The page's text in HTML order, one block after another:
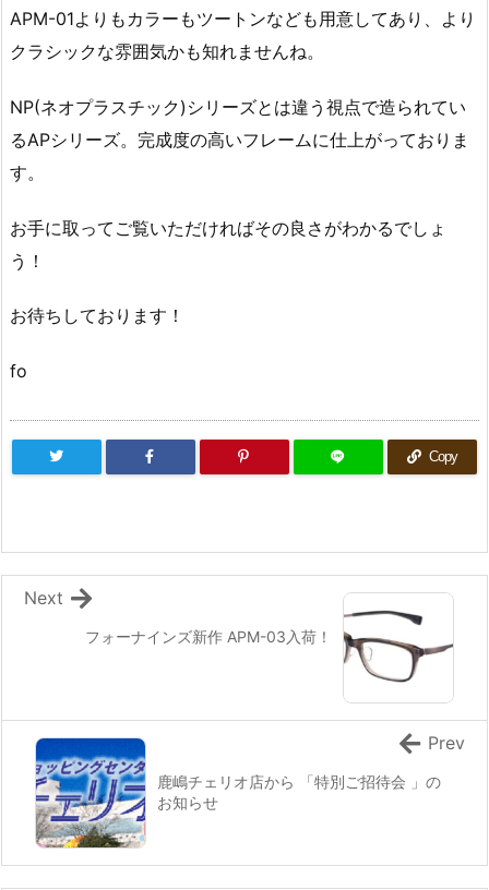
APM-01よりもカラーもツートンなども用意してあり、より
クラシックな雰囲気かも知れませんね。
NP(ネオプラスチック)シリーズとは違う視点で造られてい
るAPシリーズ。完成度の高いフレームに仕上がっておりま
す。
お手に取ってご覧いただければその良さがわかるでしょ
う！
お待ちしております！
fo
Copy
フォーナインズ新作 APM-03入荷！
Next
鹿嶋チェリオ店から 「特別ご招待会 」の
お知らせ
Prev